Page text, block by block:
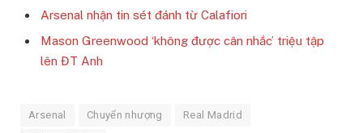
Arsenal nhận tin sét đánh từ Calafiori
Mason Greenwood ‘không được cân nhắc’ triệu tập
lên ĐT Anh
Arsenal Chuyển nhượng Real Madrid